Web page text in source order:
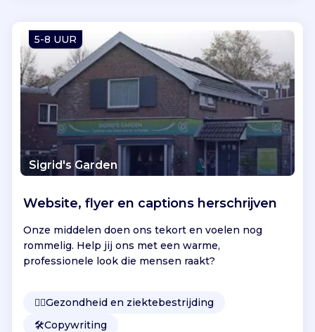
5-8 UUR
Sigrid's Garden
Website, flyer en captions herschrijven
Onze middelen doen ons tekort en voelen nog
rommelig. Help jij ons met een warme,
professionele look die mensen raakt?
👩‍⚕️Gezondheid en ziektebestrijding
🛠️Copywriting